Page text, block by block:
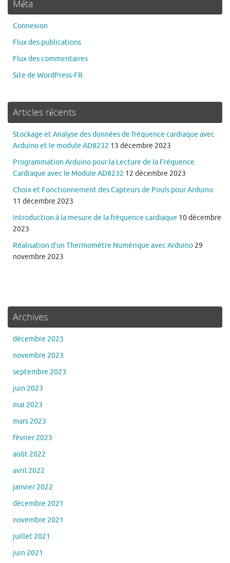
Méta
Connexion
Flux des publications
Flux des commentaires
Site de WordPress-FR
Articles récents
Stockage et Analyse des données de fréquence cardiaque avec
Arduino et le module AD8232 13 décembre 2023
Programmation Arduino pour la Lecture de la Fréquence
Cardiaque avec le Module AD8232 12 décembre 2023
Choix et Fonctionnement des Capteurs de Pouls pour Arduino
11 décembre 2023
Introduction à la mesure de la fréquence cardiaque 10 décembre
2023
Réalisation d’un Thermomètre Numérique avec Arduino 29
novembre 2023
Archives
décembre 2023
novembre 2023
septembre 2023
juin 2023
mai 2023
mars 2023
février 2023
août 2022
avril 2022
janvier 2022
décembre 2021
novembre 2021
juillet 2021
juin 2021